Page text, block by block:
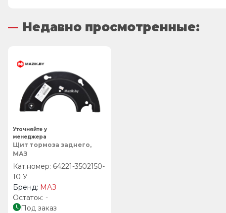
Недавно просмотренные:
Щит тормоза заднего,
МАЗ
64221-3502150-
10 У
МАЗ
-
Под заказ
Уточняйте у
менеджера